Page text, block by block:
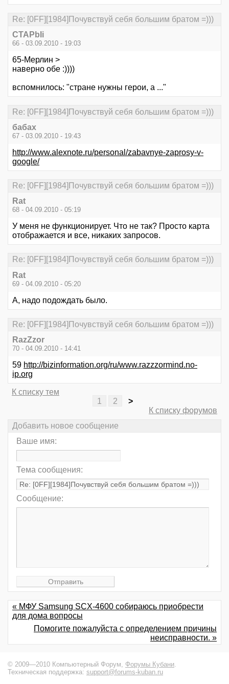
Re: [0FF][1984]Почувствуй себя большим братом =)))
CTAPbIi
66 - 03.09.2010 - 19:03
65-Мерлин >
наверно обе :))))
вспомнилось: "стране нужны герои, а ..."
Re: [0FF][1984]Почувствуй себя большим братом =)))
бабах
67 - 03.09.2010 - 19:43
http://www.alexnote.ru/personal/zabavnye-zaprosy-v-
google/
Re: [0FF][1984]Почувствуй себя большим братом =)))
Rat
68 - 04.09.2010 - 05:19
У меня не функционирует. Что не так? Просто карта
отображается и все, никаких запросов.
Re: [0FF][1984]Почувствуй себя большим братом =)))
Rat
69 - 04.09.2010 - 05:20
А, надо подождать было.
Re: [0FF][1984]Почувствуй себя большим братом =)))
RazZzor
70 - 04.09.2010 - 14:41
59 http://bizinformation.org/ru/www.razzzormind.no-
ip.org
К списку тем
1
2
>
К списку форумов
Добавить новое сообщение
Ваше имя:
Тема сообщения:
Сообщение:
« МФУ Samsung SCX-4600 собираюсь приобрести
для дома вопросы
Помогите пожалуйста с определением причины
неисправности. »
© 2009—2010 Компьютерный Форум, Форумы Кубани.
Техническая поддержка: support@forums-kuban.ru